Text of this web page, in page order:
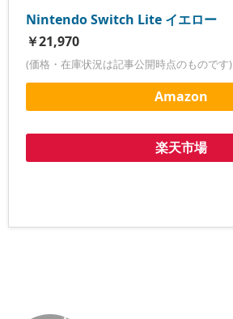
Nintendo Switch Lite イエロー
￥21,970
(価格・在庫状況は記事公開時点のものです)
Amazon
楽天市場